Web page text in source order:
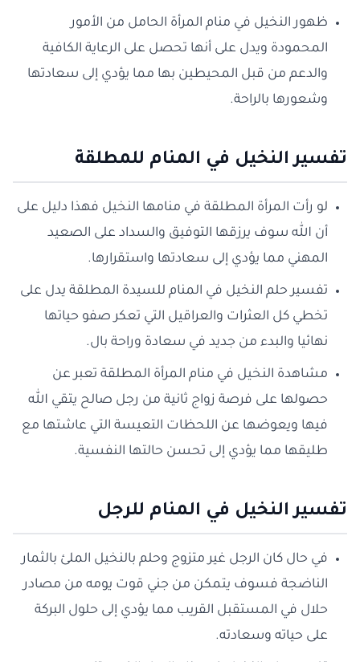
ظهور النخيل في منام المرأة الحامل من الأمور
المحمودة ويدل على أنها تحصل على الرعاية الكافية
والدعم من قبل المحيطين بها مما يؤدي إلى سعادتها
وشعورها بالراحة.
تفسير النخيل في المنام للمطلقة
لو رأت المرأة المطلقة في منامها النخيل فهذا دليل على
أن الله سوف يرزقها التوفيق والسداد على الصعيد
المهني مما يؤدي إلى سعادتها واستقرارها.
تفسير حلم النخيل في المنام للسيدة المطلقة يدل على
تخطي كل العثرات والعراقيل التي تعكر صفو حياتها
نهائيا والبدء من جديد في سعادة وراحة بال.
مشاهدة النخيل في منام المرأة المطلقة تعبر عن
حصولها على فرصة زواج ثانية من رجل صالح يتقي الله
فيها ويعوضها عن اللحظات التعيسة التي عاشتها مع
طليقها مما يؤدي إلى تحسن حالتها النفسية.
تفسير النخيل في المنام للرجل
في حال كان الرجل غير متزوج وحلم بالنخيل الملئ بالثمار
الناضجة فسوف يتمكن من جني قوت يومه من مصادر
حلال في المستقبل القريب مما يؤدي إلى حلول البركة
على حياته وسعادته.